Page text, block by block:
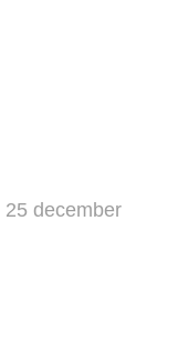
25 december